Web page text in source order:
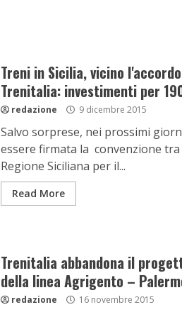
Treni in Sicilia, vicino
Trenitalia: investimenti per
redazione 9 dicembre 2015
Salvo sorprese, nei prossimi
essere firmata la convenzione
Regione Siciliana per il...
Read More
Trenitalia abbandona il
della linea Agrigento –
redazione 16 novembre 2015